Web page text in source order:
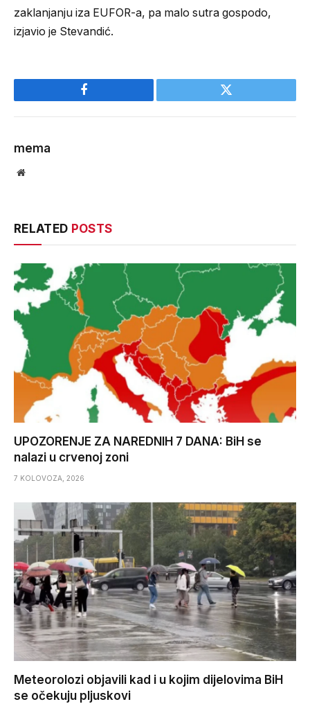
zaklanjanju iza EUFOR-a, pa malo sutra gospodo,
izjavio je Stevandić.
Facebook Twitter
mema
Website
RELATED POSTS
UPOZORENJE ZA NAREDNIH 7 DANA: BiH se
nalazi u crvenoj zoni
7 KOLOVOZA, 2026
Meteorolozi objavili kad i u kojim dijelovima BiH
se očekuju pljuskovi